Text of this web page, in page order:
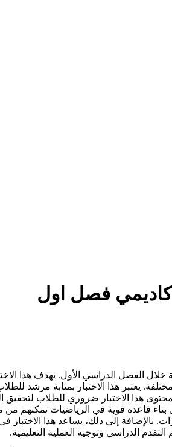
فصل اول
خلال الفصل الدراسي الأول. يهدف هذا
يعتبر هذا الاختبار بمثابة مرشد
هذا الاختبار ضروري للطلاب لتحقيق
قاعدة قوية في الرياضيات تمكنهم من
وي$1 $2$3التوتر والقلق المرتبطين بالاختبارات.
الدراسي وتوجيه العملية التعليمية.